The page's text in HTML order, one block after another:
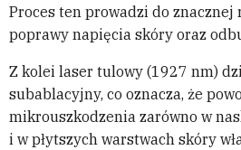
Proces ten prowadzi do znacznej
poprawy napięcia skóry oraz
Z kolei laser tulowy (1927 nm)
subablacyjny, co oznacza, że
mikrouszkodzenia zarówno w
i w płytszych warstwach skóry